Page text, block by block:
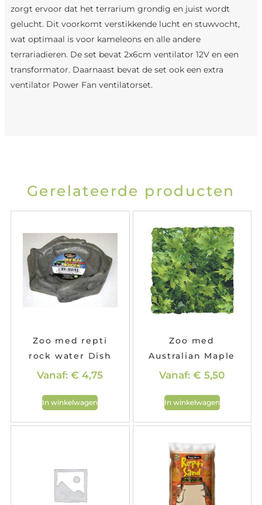
zorgt ervoor dat het terrarium grondig en juist wordt
gelucht. Dit voorkomt verstikkende lucht en stuwvocht,
wat optimaal is voor kameleons en alle andere
terrariadieren. De set bevat 2x6cm ventilator 12V en een
transformator. Daarnaast bevat de set ook een extra
ventilator Power Fan ventilatorset.
Gerelateerde producten
Zoo med repti
rock water Dish
Vanaf:€ 4,75
In winkelwagen
Zoo med
Australian Maple
Vanaf:€ 5,50
In winkelwagen